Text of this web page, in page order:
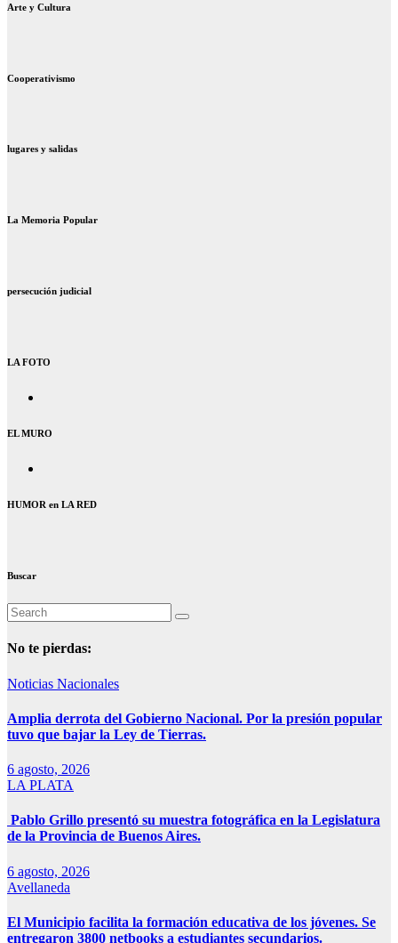
Arte y Cultura
Cooperativismo
lugares y salidas
La Memoria Popular
persecución judicial
LA FOTO
EL MURO
HUMOR en LA RED
Buscar
No te pierdas:
Noticias Nacionales
Amplia derrota del Gobierno Nacional. Por la presión popular
tuvo que bajar la Ley de Tierras.
6 agosto, 2026
LA PLATA
Pablo Grillo presentó su muestra fotográfica en la Legislatura
de la Provincia de Buenos Aires.
6 agosto, 2026
Avellaneda
El Municipio facilita la formación educativa de los jóvenes. Se
entregaron 3800 netbooks a estudiantes secundarios.